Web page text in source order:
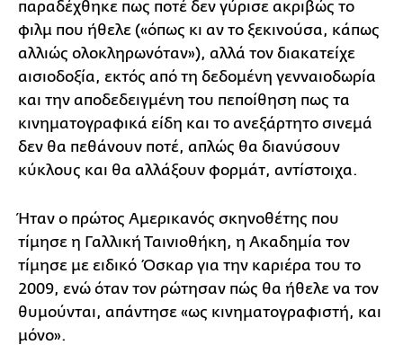
παραδέχθηκε πως ποτέ δεν γύρισε ακριβώς το
φιλμ που ήθελε («όπως κι αν το ξεκινούσα, κάπως
αλλιώς ολοκληρωνόταν»), αλλά τον διακατείχε
αισιοδοξία, εκτός από τη δεδομένη γενναιοδωρία
και την αποδεδειγμένη του πεποίθηση πως τα
κινηματογραφικά είδη και το ανεξάρτητο σινεμά
δεν θα πεθάνουν ποτέ, απλώς θα διανύσουν
κύκλους και θα αλλάξουν φορμάτ, αντίστοιχα.
Ήταν ο πρώτος Αμερικανός σκηνοθέτης που
τίμησε η Γαλλική Ταινιοθήκη, η Ακαδημία τον
τίμησε με ειδικό Όσκαρ για την καριέρα του το
2009, ενώ όταν τον ρώτησαν πώς θα ήθελε να τον
θυμούνται, απάντησε «ως κινηματογραφιστή, και
μόνο».